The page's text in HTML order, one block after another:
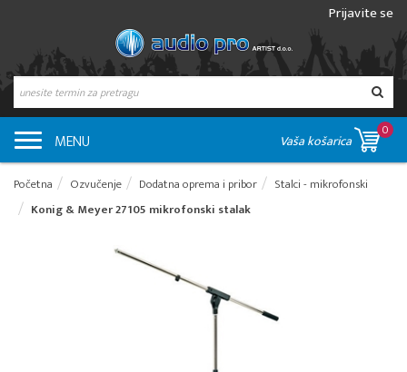
Prijavite se
MENU Vaša košarica
0
Početna Ozvučenje Dodatna oprema i pribor
Stalci - mikrofonski
Konig & Meyer 27105 mikrofonski stalak